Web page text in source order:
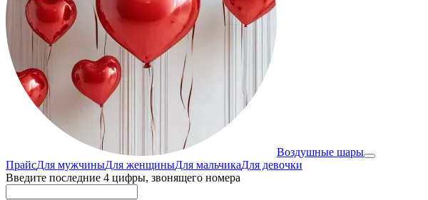
Воздушные шары
ПрайсДля мужчиныДля женщиныДля мальчикаДля девочки
Введите последние 4 цифры, звонящего номера